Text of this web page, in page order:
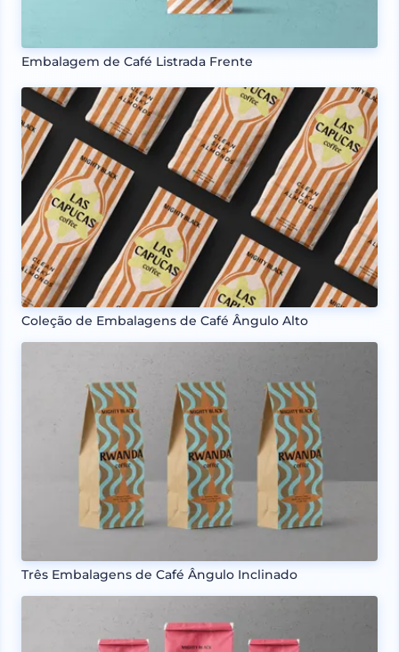
Embalagem de Café Listrada Frente
Coleção de Embalagens de Café Ângulo Alto
Três Embalagens de Café Ângulo Inclinado